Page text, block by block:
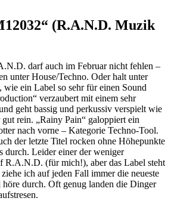
(R.A.N.D. Muzik
darf auch im Februar nicht fehlen –
unter House/Techno. Oder halt unter
wie ein Label so sehr für einen Sound
verzaubert mit einem sehr
geht bassig und perkussiv verspielt wie
rein. „Rainy Pain“ galoppiert ein
nach vorne – Kategorie Techno-Tool.
der letzte Titel rocken ohne Höhepunkte
durch. Leider einer der weniger
R.A.N.D. (für mich!), aber das Label steht
ich auf jeden Fall immer die neueste
höre durch. Oft genug landen die Dinger